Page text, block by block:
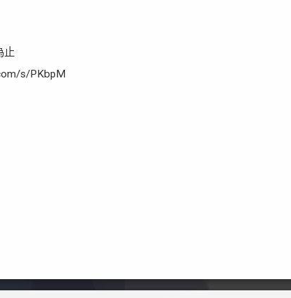
止
s/PKbpM